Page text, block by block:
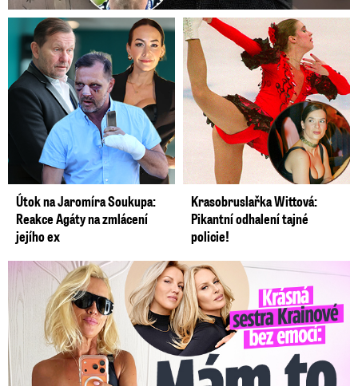
Útok na Jaromíra Soukupa:
Reakce Agáty na zmlácení
jejího ex
Krasobruslařka Wittová:
Pikantní odhalení tajné
policie!
Krásná sestra Krainové bez emocí: Mám to za pár…